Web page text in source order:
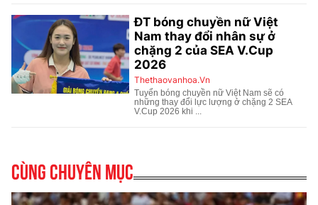
Cùng chuyên mục